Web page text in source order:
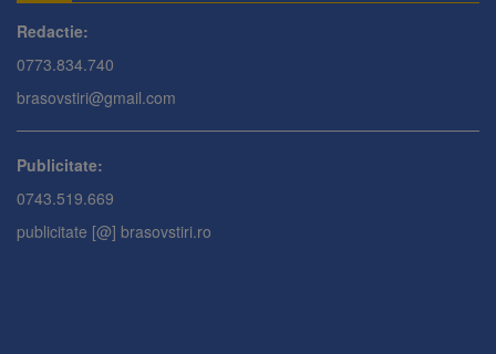
Redactie:
0773.834.740
brasovstiri@gmail.com
Publicitate:
0743.519.669
publicitate [@] brasovstiri.ro